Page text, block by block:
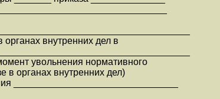
органах внутренних дел в
увольнения нормативного
в органах внутренних дел)
_______________________________